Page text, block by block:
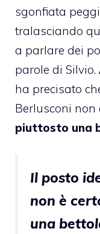
sgonfiata
tralasciando
a parlare dei
parole di Silvio.
ha precisato
Berlusconi non
piuttosto una
Il posto
non è
una